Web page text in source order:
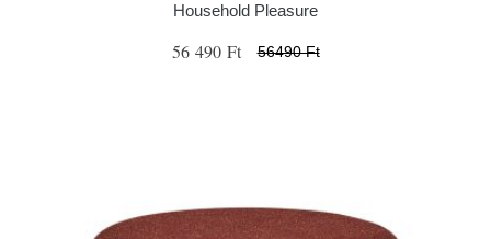
Household Pleasure
56 490 Ft 56490 Ft